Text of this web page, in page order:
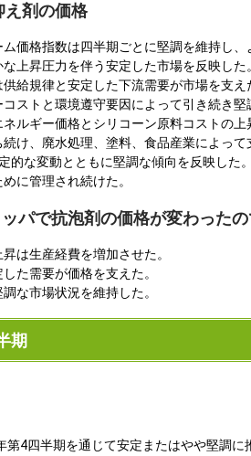
え剤の価格
価格指数は四半期ごとに堅調を維持し
上昇圧力を伴う安定した市場を反映した。
給規律と安定した下流需要が市場を支え
ストと環境遵守要因によって引き続き堅
ルギー価格とシリコーン原料コストの上
け、廃水処理、塗料、食品産業によって
的な変動とともに堅調な傾向を反映した。
に管理され続けた。
パで抗泡剤の価格が変わったの
は生産経費を増加させた。
た需要が価格を支えた。
な市場状況を維持した。
期
4四半期を通じて安定またはやや堅調